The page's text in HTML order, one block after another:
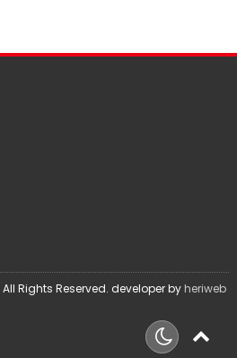
All Rights Reserved. developer by heriweb